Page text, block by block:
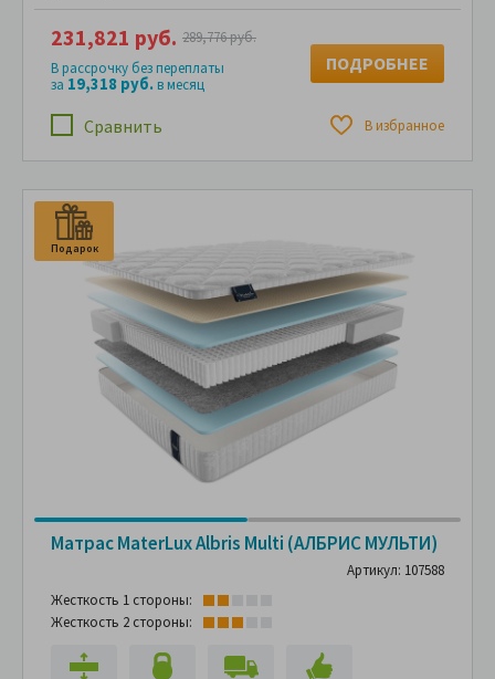
Сравнить В избранное
231,821 руб. 289,776 руб.
В рассрочку без переплаты
за 19,318 руб.в месяц
ПОДРОБНЕЕ
Подарок
Матрас MaterLux Albris Multi (АЛБРИС МУЛЬТИ)
Артикул: 107588
Жесткость 1 стороны:
Жесткость 2 стороны: